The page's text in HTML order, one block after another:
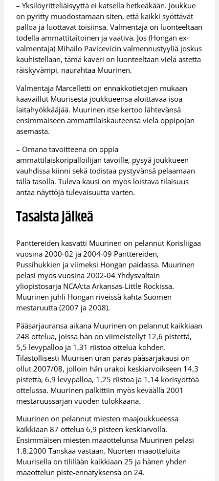
– Yksilöyritteliäisyyttä ei katsella hetkeäkään. Joukkue
on pyritty muodostamaan siten, että kaikki syöttävät
palloa ja luottavat toisiinsa. Valmentaja on luonteeltaan
todella ammattitaitoinen ja vaativa. Jos (Hongan ex-
valmentaja) Mihailo Pavicevicin valmennustyyliä joskus
kauhistellaan, tämä kaveri on luonteeltaan vielä astetta
räiskyvämpi, naurahtaa Muurinen.
Valmentaja Marcelletti on ennakkotietojen mukaan
kaavaillut Muurisesta joukkueensa aloittavaa isoa
laitahyökkääjää. Muurinen itse kertoo lähtevänsä
ensimmäiseen ammattilaiskauteensa vielä oppipojan
asemasta.
– Omana tavoitteena on oppia
ammattilaiskoripalloilijan tavoille, pysyä joukkueen
vauhdissa kiinni sekä todistaa pystyvänsä pelaamaan
tällä tasolla. Tuleva kausi on myös loistava tilaisuus
antaa näyttöjä tulevaisuutta varten.
Tasaista jälkeä
Panttereiden kasvatti Muurinen on pelannut Korisliigaa
vuosina 2000-02 ja 2004-09 Panttereiden,
Pussihukkien ja viimeksi Hongan paidassa. Muurinen
pelasi myös vuosina 2002-04 Yhdysvaltain
yliopistosarja NCAA:ta Arkansas-Little Rockissa.
Muurinen juhli Hongan riveissä kahta Suomen
mestaruutta (2007 ja 2008).
Pääsarjauransa aikana Muurinen on pelannut kaikkiaan
248 ottelua, joissa hän on viimeistellyt 12,6 pistettä,
5,5 levypalloa ja 1,31 riistoa ottelua kohden.
Tilastollisesti Muurisen uran paras pääsarjakausi on
ollut 2007/08, jolloin hän urakoi keskiarvoikseen 14,3
pistettä, 6,9 levypalloa, 1,25 riistoa ja 1,14 korisyöttöä
ottelussa. Muurinen palkittiin myös keväällä 2001
mestaruussarjan vuoden tulokkaana.
Muurinen on pelannut miesten maajoukkueessa
kaikkiaan 87 ottelua 6,9 pisteen keskiarvolla.
Ensimmäisen miesten maaottelunsa Muurinen pelasi
1.8.2000 Tanskaa vastaan. Nuorten maaotteluita
Muurisella on tilillään kaikkiaan 25 ja hänen yhden
maaottelun piste-ennätyksensä on 24.